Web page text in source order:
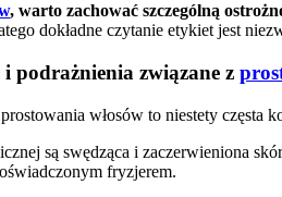
, warto zachować szczególną
dokładne czytanie etykiet jest
podrażnienia związane z
włosów to niestety częsta
są swędząca i zaczerwieniona
fryzjerem.